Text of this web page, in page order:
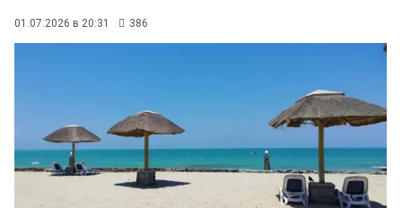
01.07.2026 в 20:31 386